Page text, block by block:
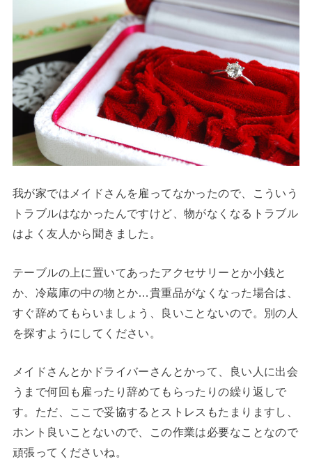
我が家ではメイドさんを雇ってなかったので、こういう
トラブルはなかったんですけど、物がなくなるトラブル
はよく友人から聞きました。
テーブルの上に置いてあったアクセサリーとか小銭と
か、冷蔵庫の中の物とか…貴重品がなくなった場合は、
すぐ辞めてもらいましょう、良いことないので。別の人
を探すようにしてください。
メイドさんとかドライバーさんとかって、良い人に出会
うまで何回も雇ったり辞めてもらったりの繰り返しで
す。ただ、ここで妥協するとストレスもたまりますし、
ホント良いことないので、この作業は必要なことなので
頑張ってくださいね。